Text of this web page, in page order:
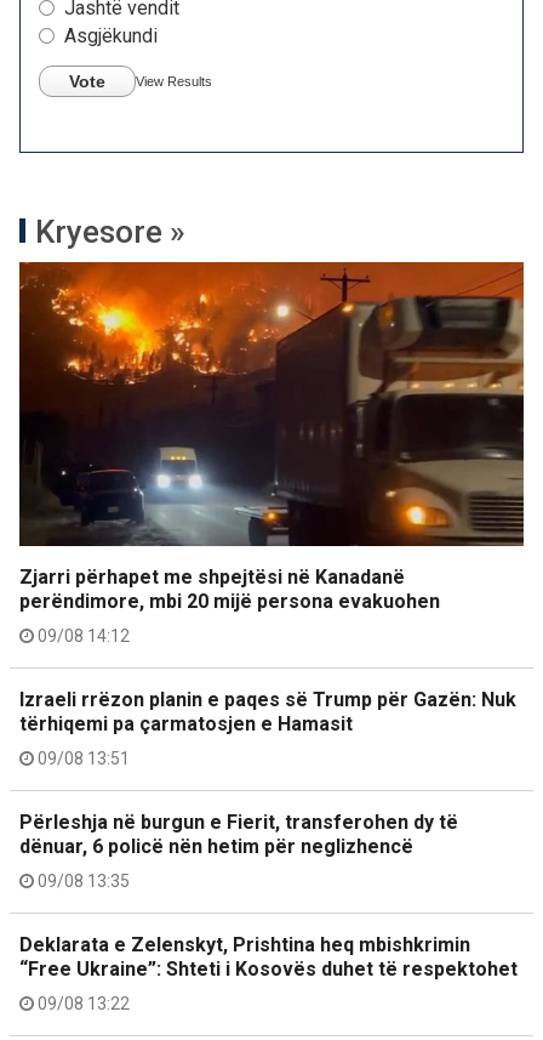
Jashtë vendit
Asgjëkundi
Vote View Results
Kryesore »
Zjarri përhapet me shpejtësi në Kanadanë
perëndimore, mbi 20 mijë persona evakuohen
09/08 14:12
Izraeli rrëzon planin e paqes së Trump për Gazën: Nuk
tërhiqemi pa çarmatosjen e Hamasit
09/08 13:51
Përleshja në burgun e Fierit, transferohen dy të
dënuar, 6 policë nën hetim për neglizhencë
09/08 13:35
Deklarata e Zelenskyt, Prishtina heq mbishkrimin
“Free Ukraine”: Shteti i Kosovës duhet të respektohet
09/08 13:22